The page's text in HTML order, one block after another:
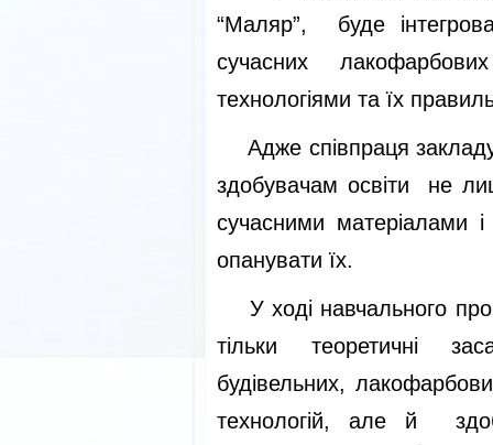
“Маляр”, буде
сучасних
технологіями та їх
Адже співпраця
здобувачам освіти не
сучасними матеріалами
опанувати їх.
У ході навчального
тільки теоретичні
будівельних,
технологій, але й